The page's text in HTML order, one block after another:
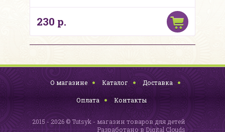
230 р.
О магазине Каталог Доставка
Оплата Контакты
2015 - 2026 © Tutsyk - магазин товаров для детей
Разработано в Digital Clouds